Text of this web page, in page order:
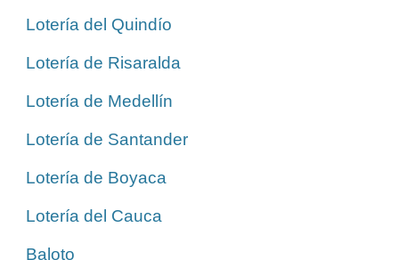
Lotería del Quindío
Lotería de Risaralda
Lotería de Medellín
Lotería de Santander
Lotería de Boyaca
Lotería del Cauca
Baloto